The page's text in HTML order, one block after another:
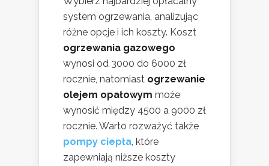
system ogrzewania, analizując
różne opcje i ich koszty. Koszt
ogrzewania gazowego
wynosi od 3000 do 6000 zł
rocznie, natomiast ogrzewanie
olejem opałowym może
wynosić między 4500 a 9000 zł
rocznie. Warto rozważyć także
pompy ciepła, które
zapewniają niższe koszty